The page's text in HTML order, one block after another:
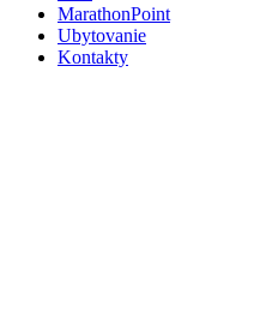
MarathonPoint
Ubytovanie
Kontakty